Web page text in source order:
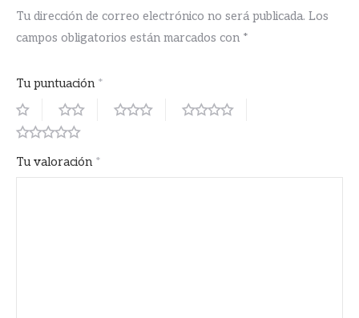
Tu dirección de correo electrónico no será publicada. Los
campos obligatorios están marcados con *
Tu puntuación *
Tu valoración *